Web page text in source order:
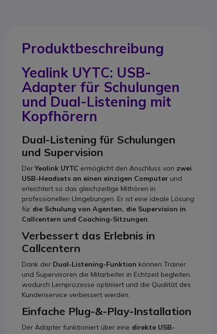
Produktbeschreibung
Yealink UYTC: USB-
Adapter für Schulungen
und Dual-Listening mit
Kopfhörern
Dual-Listening für Schulungen
und Supervision
DerYealink UYTC ermöglicht den Anschluss von zwei
USB-Headsets an einen einzigen Computer und
erleichtert so das gleichzeitige Mithören in
professionellen Umgebungen. Er ist eine ideale Lösung
für die Schulung von Agenten, die Supervision in
Callcentern und Coaching-Sitzungen
Verbessert das Erlebnis in
Callcentern
Dank der Dual-Listening-Funktion können Trainer
und Supervisoren die Mitarbeiter in Echtzeit begleiten,
wodurch Lernprozesse optimiert und die Qualität des
Kundenservice verbessert werden.
Einfache Plug-&-Play-Installation
Der Adapter funktioniert über eine direkte USB-